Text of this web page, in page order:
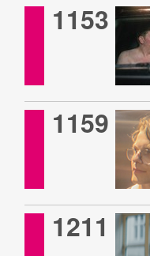
1153
1159
1211